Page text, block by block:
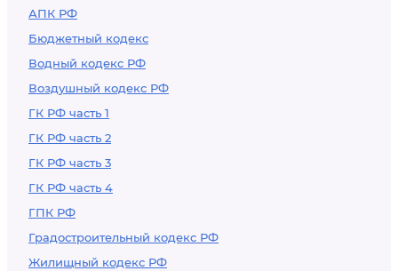
АПК РФ
Бюджетный кодекс
Водный кодекс РФ
Воздушный кодекс РФ
ГК РФ часть 1
ГК РФ часть 2
ГК РФ часть 3
ГК РФ часть 4
ГПК РФ
Градостроительный кодекс РФ
Жилищный кодекс РФ